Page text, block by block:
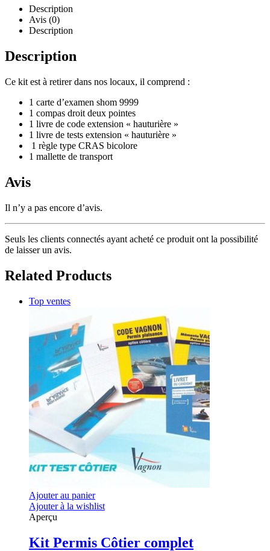
Description
Avis (0)
Description
Description
Ce kit est à retirer dans nos locaux, il comprend :
1 carte d’examen shom 9999
1 compas droit deux pointes
1 livre de code extension « hauturière »
1 livre de tests extension « hauturière »
1 règle type CRAS bicolore
1 mallette de transport
Avis
Il n’y a pas encore d’avis.
Seuls les clients connectés ayant acheté ce produit ont la possibilité
de laisser un avis.
Related Products
Top ventes
Ajouter au panier
Ajouter à la wishlist
Aperçu
Kit Permis Côtier complet